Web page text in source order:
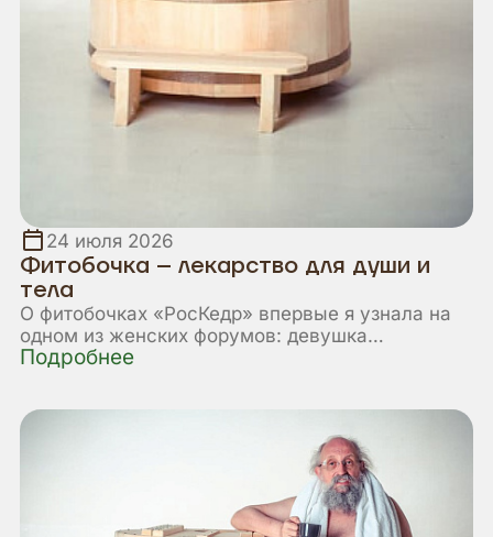
24 июля 2026
Фитобочка – лекарство для души и
тела
О фитобочках «РосКедр» впервые я узнала на
одном из женских форумов: девушка
расхваливала это очень необычное для меня
повысить общий тонус организма
Подробнее